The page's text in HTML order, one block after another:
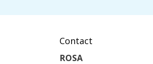
Contact
ROSA